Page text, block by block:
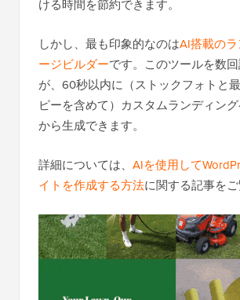
ける時間を節約できます。
しかし、最も印象的なのはAI搭載の
ージビルダーです。このツールを数
が、60秒以内に（ストックフォトと
ピーを含めて）カスタムランディン
から生成できます。
詳細については、 AIを使用して
イトを作成する方法に関する記事をご